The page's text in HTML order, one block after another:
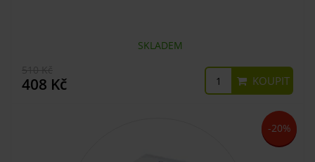
SKLADEM
408 Kč KOUPIT
-20%